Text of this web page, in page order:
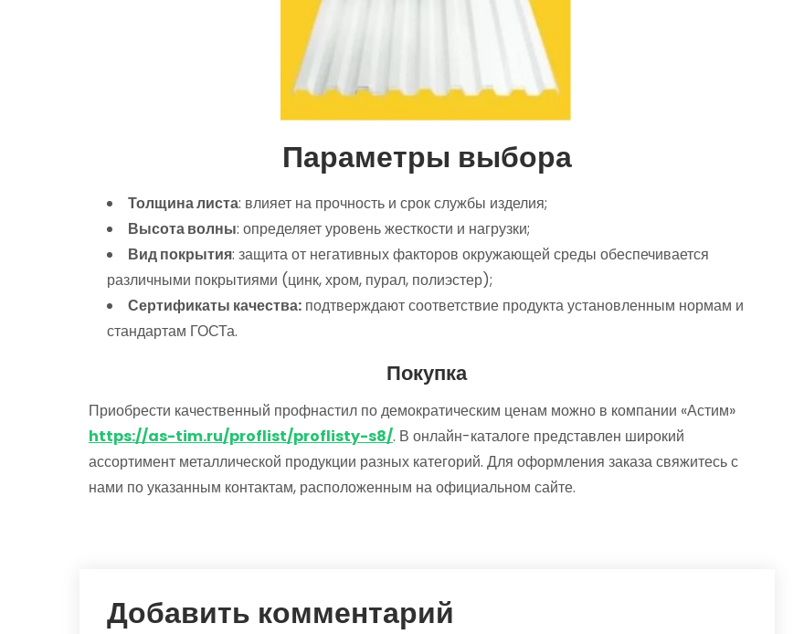
Параметры выбора
Толщина листа: влияет на прочность и срок службы изделия;
Высота волны: определяет уровень жесткости и нагрузки;
Вид покрытия: защита от негативных факторов окружающей среды обеспечивается
различными покрытиями (цинк, хром, пурал, полиэстер);
Сертификаты качества: подтверждают соответствие продукта установленным нормам и
стандартам ГОСТа.
Покупка
Приобрести качественный профнастил по демократическим ценам можно в компании «Астим»
https://as-tim.ru/proflist/proflisty-s8/. В онлайн-каталоге представлен широкий
ассортимент металлической продукции разных категорий. Для оформления заказа свяжитесь с
нами по указанным контактам, расположенным на официальном сайте.
Добавить комментарий